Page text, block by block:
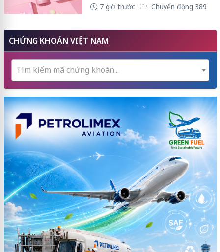
7 giờ trước Chuyển động 389
CHỨNG KHOÁN VIỆT NAM
Tìm kiếm mã chứng khoán...